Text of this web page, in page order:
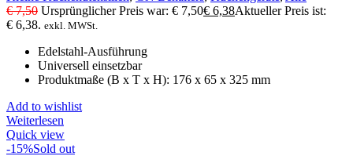
€7,50 Ursprünglicher Preis war: € 7,50€ 6,38Aktueller Preis ist:
€ 6,38. exkl. MWSt.
Edelstahl-Ausführung
Universell einsetzbar
Produktmaße (B x T x H): 176 x 65 x 325 mm
Add to wishlist
Weiterlesen
Quick view
-15%Sold out